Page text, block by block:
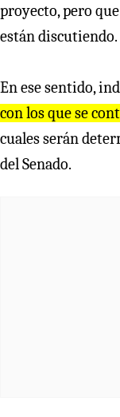
proyecto, pero
están discutiendo.
En ese sentido,
con los que se
cuales serán
del Senado.